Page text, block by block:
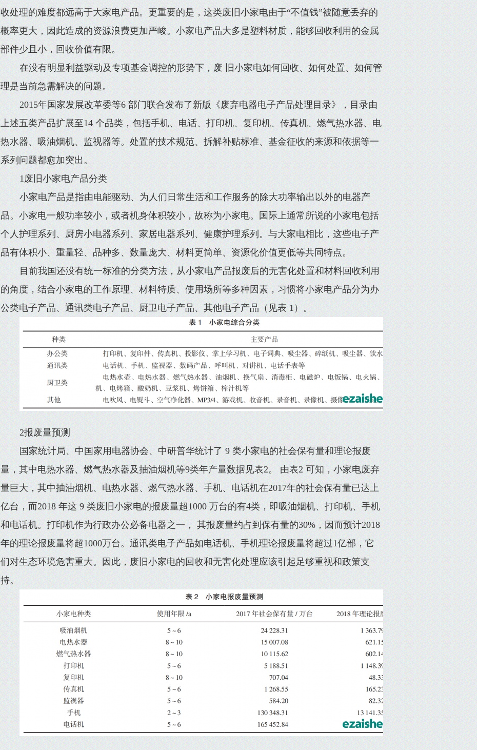
收处理的难度都远高于大家电产品。更重要的是，这类废旧小家电由于“不值钱”被随意丢弃的
概率更大，因此造成的资源浪费更加严峻。小家电产品大多是塑料材质，能够回收利用的金属
部件少且小，回收价值有限。
在没有明显利益驱动及专项基金调控的形势下，废 旧小家电如何回收、如何处置、如何管
理是当前急需解决的问题。
2015年国家发展改革委等6 部门联合发布了新版《废弃电器电子产品处理目录》，目录由
上述五类产品扩展至14 个品类，包括手机、电话、打印机、复印机、传真机、燃气热水器、电
热水器、吸油烟机、监视器等。处置的技术规范、拆解补贴标准、基金征收的来源和依据等一
系列问题都愈加突出。
1废旧小家电产品分类
小家电产品是指由电能驱动、为人们日常生活和工作服务的除大功率输出以外的电器产
品。小家电一般功率较小，或者机身体积较小，故称为小家电。国际上通常所说的小家电包括
个人护理系列、厨房小电器系列、家居电器系列、健康护理系列。与大家电相比，这些电子产
品有体积小、重量轻、品种多、数量庞大、材料更简单、资源化价值更低等共同特点。
目前我国还没有统一标准的分类方法，从小家电产品报废后的无害化处置和材料回收利用
的角度，结合小家电的工作原理、材料特质、使用场所等多种因素，习惯将小家电产品分为办
公类电子产品、通讯类电子产品、厨卫电子产品、其他电子产品（见表 1）。
2报废量预测
国家统计局、中国家用电器协会、中研普华统计了 9 类小家电的社会保有量和理论报废
量，其中电热水器、燃气热水器及抽油烟机等9类年产量数据见表2。 由表2 可知，小家电废弃
量巨大，其中抽油烟机、电热水器、燃气热水器、手机、电话机在2017年的社会保有量已达上
亿台，而2018 年这 9 类废旧小家电的报废量超1000 万台的有4类，即吸油烟机、打印机、手机
和电话机。打印机作为行政办公必备电器之一， 其报废量约占到保有量的30%，因而预计2018
年的理论报废量将超1000万台。通讯类电子产品如电话机、手机理论报废量将超过1亿部，它
们对生态环境危害重大。因此，废旧小家电的回收和无害化处理应该引起足够重视和政策支
持。